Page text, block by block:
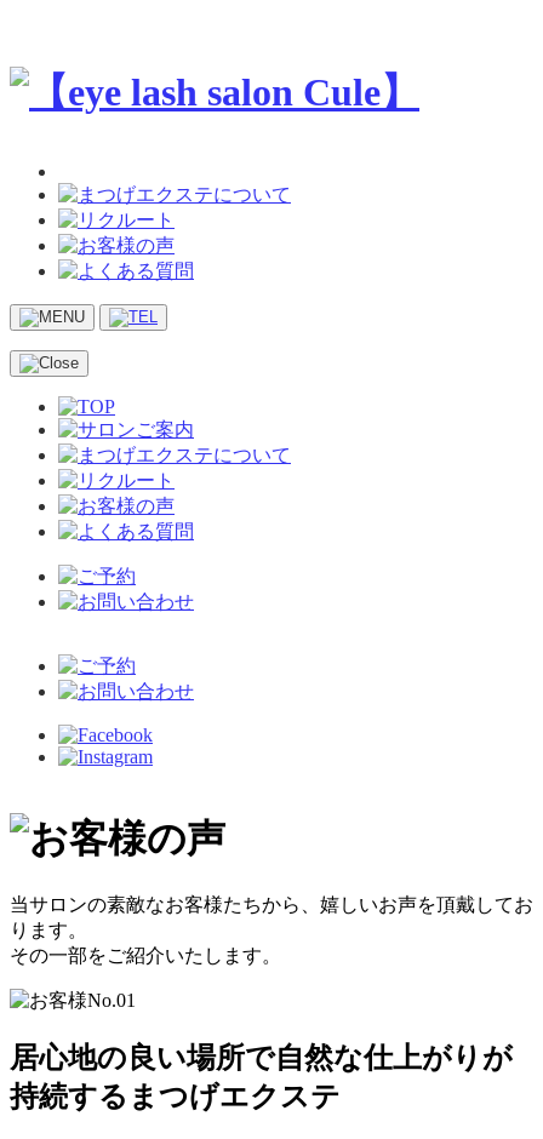
当サロンの素敵なお客様たちから、嬉しいお声を頂戴してお
ります。
その一部をご紹介いたします。
居心地の良い場所で自然な仕上がりが
持続するまつげエクステ